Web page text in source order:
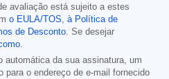
avaliação está sujeito a estes
o EULA/TOS, à Política de
de Desconto. Se desejar
.
automática da sua assinatura, um
para o endereço de e-mail fornecido